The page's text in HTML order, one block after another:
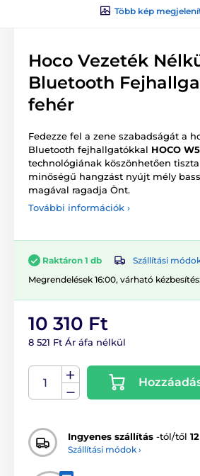
Több kép
Hoco Vezeték
Bluetooth
fehér
Fedezze fel a zene szabadságát a
Bluetooth fejhallgatókkal HOCO
technológiának köszönhetően
minőségű hangzást nyújt mély
magával ragadja Önt.
További információk ›
Raktáron 1 db
Szállítási módok
Megrendelések 16:00, várható kézbesítés:
10 310 Ft
8 521 Ft Ár áfa nélkül
Ingyenes szállítás -tól/től
Szállítási módok ›